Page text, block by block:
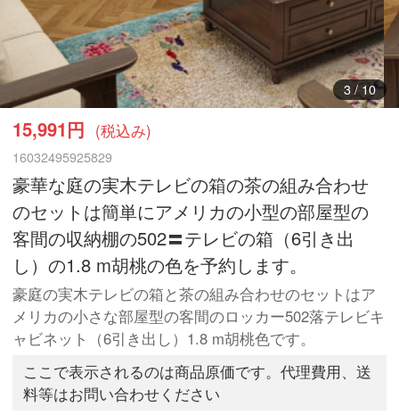
3/10
15,991円 (税込み)
16032495925829
豪華な庭の実木テレビの箱の茶の組み合わせ
のセットは簡単にアメリカの小型の部屋型の
客間の収納棚の502〓テレビの箱（6引き出
し）の1.8 m胡桃の色を予約します。
豪庭の実木テレビの箱と茶の組み合わせのセットはア
メリカの小さな部屋型の客間のロッカー502落テレビキ
ャビネット（6引き出し）1.8 m胡桃色です。
ここで表示されるのは商品原価です。代理費用、送
料等はお問い合わせください